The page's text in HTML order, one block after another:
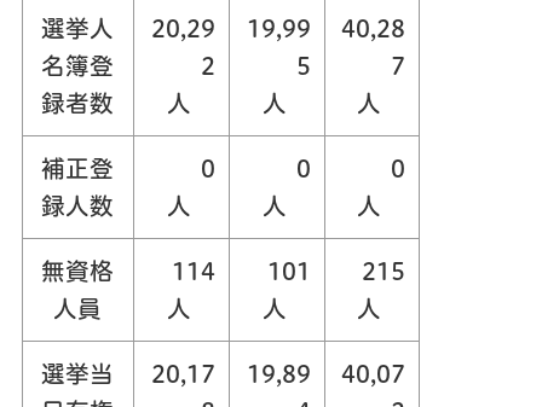
選挙人
名簿登
録者数
20,29
2
人
19,99
5
人
40,28
7
人
補正登
録人数
0
人
0
人
0
人
無資格
人員
114
人
101
人
215
人
選挙当
20,17
19,89
40,07